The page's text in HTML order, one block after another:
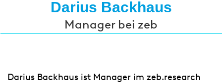
Darius Backhaus
Manager bei zeb
Darius Backhaus ist Manager im zeb.research